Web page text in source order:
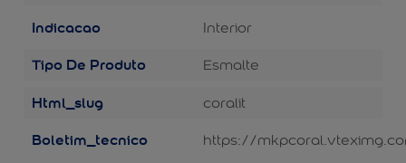
Indicacao Interior
Tipo De Produto Esmalte
Html_slug coralit
Boletim_tecnico https://